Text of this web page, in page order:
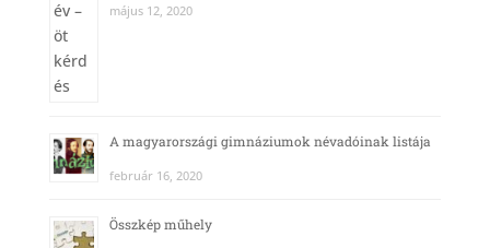
május 12, 2020
A magyarországi gimnáziumok névadóinak listája
február 16, 2020
Összkép műhely